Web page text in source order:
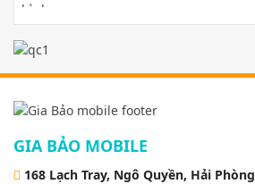
GIA BẢO MOBILE
168 Lạch Tray, Ngô Quyền, Hải Phòng